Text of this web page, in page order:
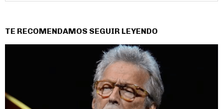
TE RECOMENDAMOS SEGUIR LEYENDO